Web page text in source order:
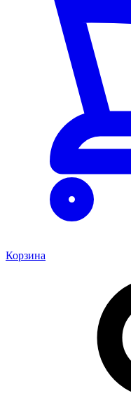
Корзина